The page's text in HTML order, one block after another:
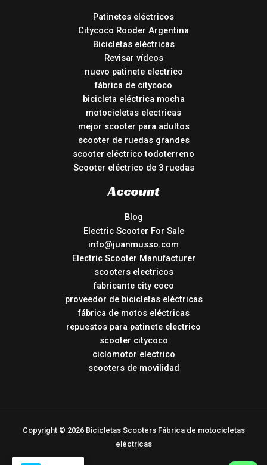
Patinetes eléctricos
Citycoco Rooder Argentina
Bicicletas eléctricas
Revisar vídeos
nuevo patinete electrico
fábrica de citycoco
bicicleta eléctrica mocha
motocicletas electricas
mejor scooter para adultos
scooter de ruedas grandes
scooter eléctrico todoterreno
Scooter eléctrico de 3 ruedas
Account
Blog
Electric Scooter For Sale
info@juanmusso.com
Electric Scooter Manufacturer
scooters electricos
fabricante city coco
proveedor de bicicletas eléctricas
fábrica de motos eléctricas
repuestos para patinete electrico
scooter citycoco
ciclomotor electrico
scooters de movilidad
Copyright © 2026 Bicicletas Scooters Fábrica de motocicletas
eléctricas